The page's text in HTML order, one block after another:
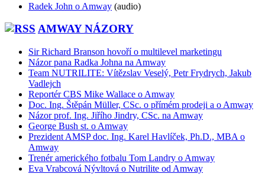
Radek John o Amway (audio)
AMWAY NÁZORY
Sir Richard Branson hovoří o multilevel marketingu
Názor pana Radka Johna na Amway
Team NUTRILITE: Vítězslav Veselý, Petr Frydrych, Jakub
Vadlejch
Reportér CBS Mike Wallace o Amway
Doc. Ing. Štěpán Müller, CSc. o přímém prodeji a o Amway
Názor prof. Ing. Jiřího Jindry, CSc. na Amway
George Bush st. o Amway
Prezident AMSP doc. Ing. Karel Havlíček, Ph.D., MBA o
Amway
Trenér amerického fotbalu Tom Landry o Amway
Eva Vrabcová Nývltová o Nutrilite od Amway